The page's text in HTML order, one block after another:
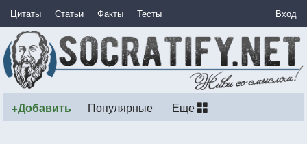
Цитаты Статьи Факты Тесты Вход
+Добавить Популярные Еще